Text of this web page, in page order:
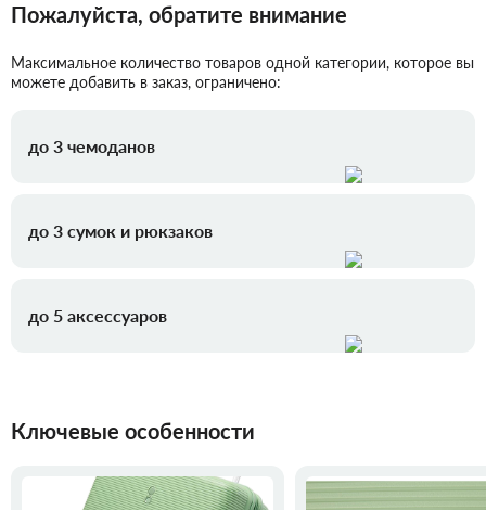
Пожалуйста, обратите внимание
Максимальное количество товаров одной категории, которое вы
можете добавить в заказ, ограничено:
до 3 чемоданов
до 3 сумок и рюкзаков
до 5 аксессуаров
Ключевые особенности